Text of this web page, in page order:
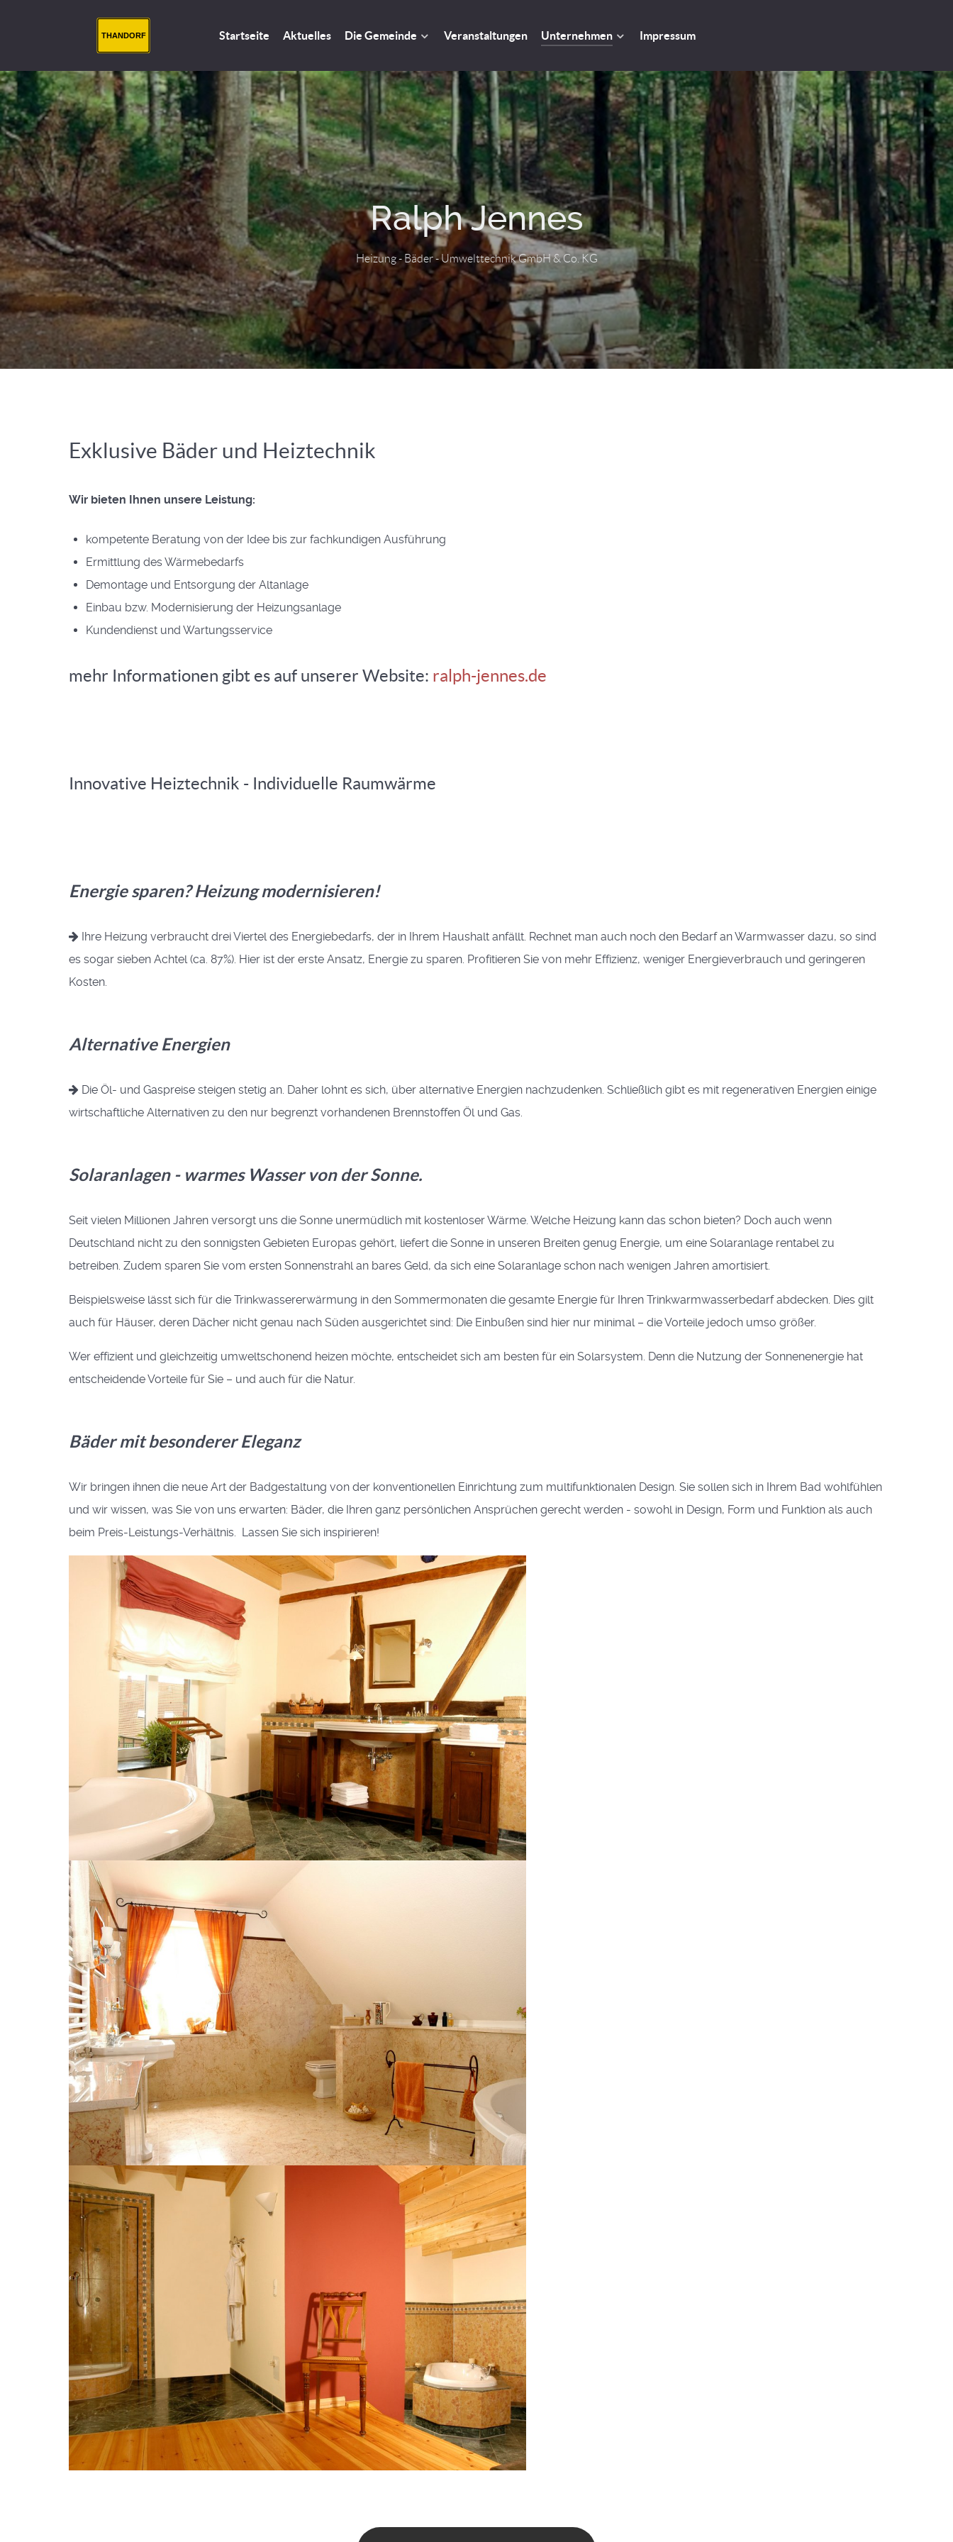
THANDORF Startseite Aktuelles Die Gemeinde Veranstaltungen Unternehmen Impressum
Ralph Jennes
Heizung - Bäder - Umwelttechnik GmbH & Co. KG
Exklusive Bäder und Heiztechnik
Wir bieten Ihnen unsere Leistung:
kompetente Beratung von der Idee bis zur fachkundigen Ausführung
Ermittlung des Wärmebedarfs
Demontage und Entsorgung der Altanlage
Einbau bzw. Modernisierung der Heizungsanlage
Kundendienst und Wartungsservice
mehr Informationen gibt es auf unserer Website: ralph-jennes.de
Innovative Heiztechnik - Individuelle Raumwärme
Energie sparen? Heizung modernisieren!
Ihre Heizung verbraucht drei Viertel des Energiebedarfs, der in Ihrem Haushalt anfällt. Rechnet man auch noch den Bedarf an Warmwasser dazu, so sind
es sogar sieben Achtel (ca. 87%). Hier ist der erste Ansatz, Energie zu sparen. Profitieren Sie von mehr Effizienz, weniger Energieverbrauch und geringeren
Kosten.
Alternative Energien
Die Öl- und Gaspreise steigen stetig an. Daher lohnt es sich, über alternative Energien nachzudenken. Schließlich gibt es mit regenerativen Energien einige
wirtschaftliche Alternativen zu den nur begrenzt vorhandenen Brennstoffen Öl und Gas.
Solaranlagen - warmes Wasser von der Sonne.
Seit vielen Millionen Jahren versorgt uns die Sonne uner­müdlich mit kostenloser Wärme. Welche Heizung kann das schon bieten? Doch auch wenn
Deutschland nicht zu den sonnigsten Gebieten Europas gehört, liefert die Sonne in unseren Breiten genug Energie, um eine Solar­anlage rentabel zu
betreiben. Zudem sparen Sie vom ersten Sonnenstrahl an bares Geld, da sich eine Solaranlage schon nach wenigen Jahren amortisiert.
Beispielsweise lässt sich für die Trinkwasserer­wärmung in den Sommermonaten die gesamte Energie für Ihren Trinkwarmwasserbedarf abdecken. Dies gilt
auch für Häuser, deren Dächer nicht genau nach Süden aus­gerichtet sind: Die Einbußen sind hier nur minimal – die Vorteile jedoch umso größer.
Wer effizient und gleichzeitig umweltschonend heizen möchte, entscheidet sich am besten für ein Solarsystem. Denn die Nutzung der Sonnenenergie hat
entscheidende Vorteile für Sie – und auch für die Natur.
Bäder mit besonderer Eleganz
Wir bringen ihnen die neue Art der Badgestaltung von der konventionellen Einrichtung zum multifunktionalen Design. Sie sollen sich in Ihrem Bad wohlfühlen
und wir wissen, was Sie von uns erwarten: Bäder, die Ihren ganz persönlichen Ansprüchen gerecht werden - sowohl in Design, Form und Funktion als auch
beim Preis-Leistungs-Verhältnis. Lassen Sie sich inspirieren!